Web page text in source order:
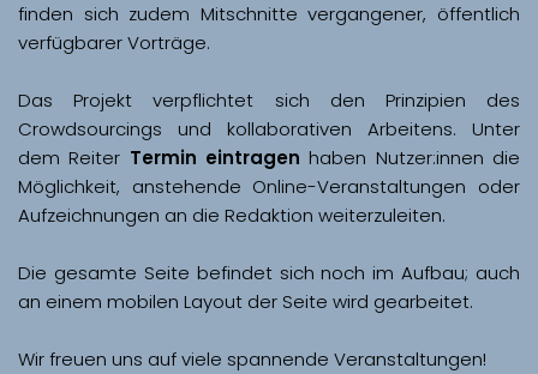
finden sich zudem Mitschnitte vergangener, öffentlich
Das Projekt verpflichtet sich den Prinzipien des
Crowdsourcings und kollaborativen Arbeitens. Unter
dem Reiter Termin eintragen haben Nutzer:innen die
Möglichkeit, anstehende Online-Veranstaltungen oder
Aufzeichnungen an die Redaktion weiterzuleiten.
Die gesamte Seite befindet sich noch im Aufbau; auch
Wir freuen uns auf viele spannende Veranstaltungen!